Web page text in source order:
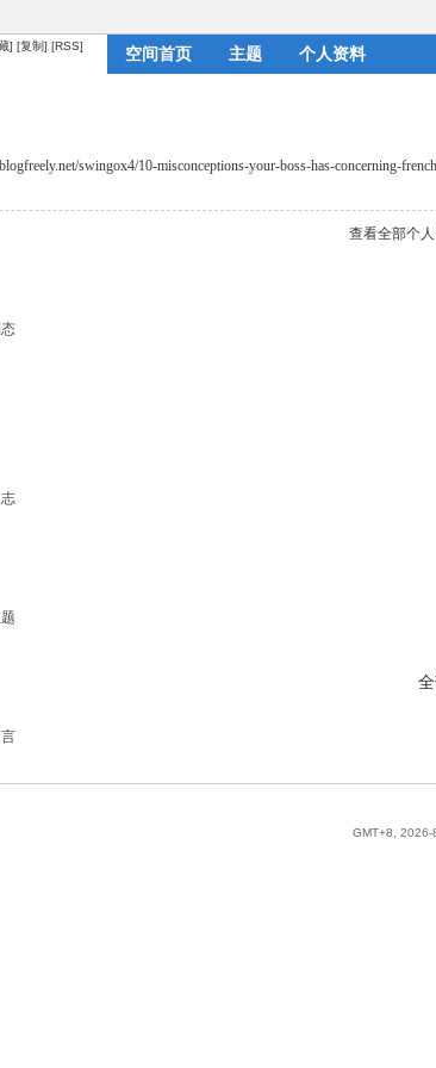
] [复制] [RSS] 空间首页 主题 个人资料
swingox4/10-misconceptions-your-boss-has-concerning-
查看全部个
GMT+8, 2026-